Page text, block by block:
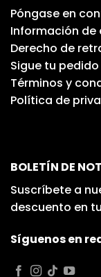
Póngase en
Información de
Derecho de
Sigue tu pedido
Términos y
Política de
BOLETÍN DE
Suscríbete a
descuento en
Síguenos en